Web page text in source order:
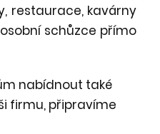
restaurace, kavárny
schůzce přímo
nabídnout také
firmu, připravíme